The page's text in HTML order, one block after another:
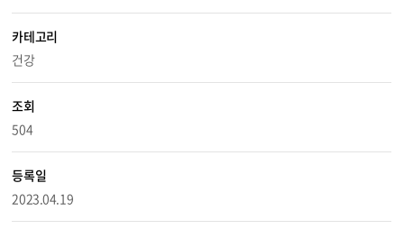
카테고리
건강
조회
504
등록일
2023.04.19